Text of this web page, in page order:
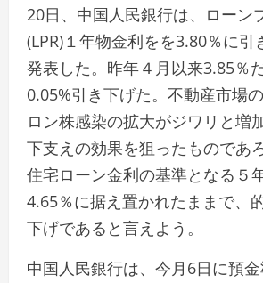
20日、中国人民銀行は、ローン
(LPR)１年物金利をを3.80％に引
発表した。昨年４月以来3.85％
0.05%引き下げた。不動産市場
ロン株感染の拡大がジワリと増
下支えの効果を狙ったものであ
住宅ローン金利の基準となる５
4.65％に据え置かれたままで、
下げであると言えよう。
中国人民銀行は、今月6日に預